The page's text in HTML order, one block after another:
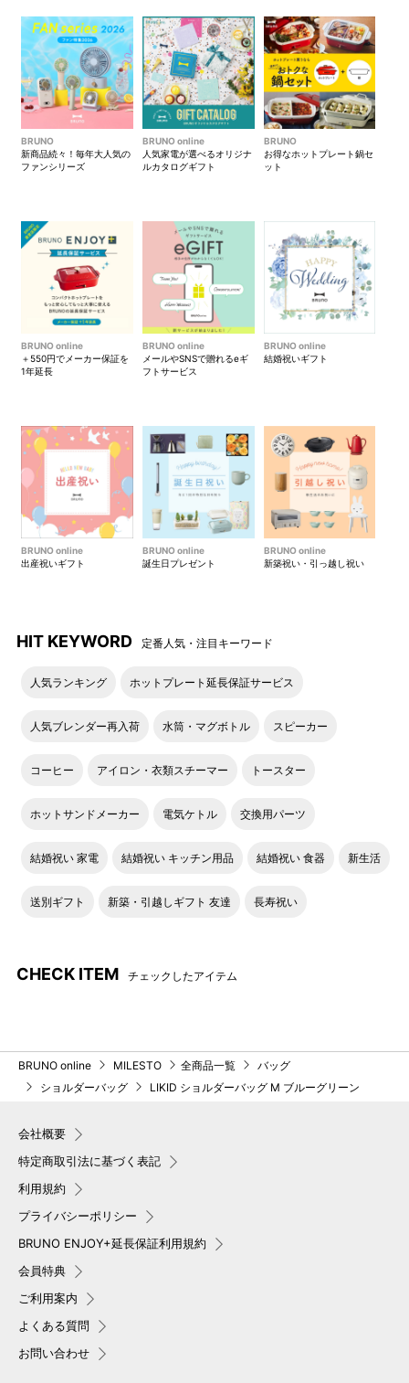
BRUNO
新商品続々！毎年大人気の
ファンシリーズ
BRUNO online
人気家電が選べるオリジナ
ルカタログギフト
BRUNO
お得なホットプレート鍋セ
ット
BRUNO online
＋550円でメーカー保証を
1年延長
BRUNO online
メールやSNSで贈れるeギ
フトサービス
BRUNO online
結婚祝いギフト
BRUNO online
出産祝いギフト
BRUNO online
誕生日プレゼント
BRUNO online
新築祝い・引っ越し祝い
HIT KEYWORD 定番人気・注目キーワード
人気ランキング ホットプレート延長保証サービス
人気ブレンダー再入荷 水筒・マグボトル スピーカー
コーヒー アイロン・衣類スチーマー トースター
ホットサンドメーカー 電気ケトル 交換用パーツ
結婚祝い 家電 結婚祝い キッチン用品 結婚祝い 食器 新生活
送別ギフト 新築・引越しギフト 友達 長寿祝い
CHECK ITEM チェックしたアイテム
BRUNO online MILESTO 全商品一覧
バッグ
ショルダーバッグ
LIKID ショルダーバッグ M ブルーグリーン
会社概要
特定商取引法に基づく表記
利用規約
プライバシーポリシー
BRUNO ENJOY+延長保証利用規約
会員特典
ご利用案内
よくある質問
お問い合わせ